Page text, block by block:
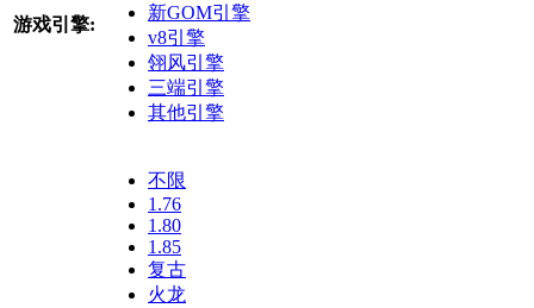
游戏引擎:
新GOM引擎
v8引擎
翎风引擎
三端引擎
其他引擎
不限
1.76
1.80
1.85
复古
火龙